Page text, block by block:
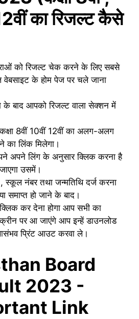
का रिजल्ट कैसे
को रिजल्ट चेक करने के लिए सबसे
के होम पेज पर चले जाना
के बाद आपको रिजल्ट वाला सेक्शन में
8वीं 10वीं 12वीं का अलग-अलग
का लिंक मिलेगा।
अपने लिंग के अनुसार क्लिक करना है
उसमें।
स्कूल नंबर तथा जन्मतिथि दर्ज करना
समाप्त हो जाने के बाद।
कर देना होगा आप सभी का
पर आ जाएंगे आप इन्हें डाउनलोड
प्रिंट आउट करवा ले।
Board
2023 -
Link